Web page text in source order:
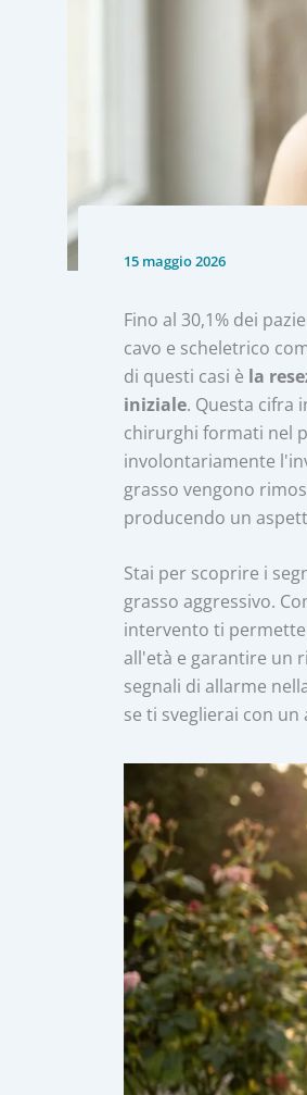
15 maggio 2026
Fino al 30,1% dei
cavo e scheletrico
di questi casi è la
iniziale. Questa cifra
chirurghi formati nel
involontariamente
grasso vengono
producendo un
Stai per scoprire i
grasso aggressivo.
intervento ti
all'età e garantire un
segnali di allarme
se ti sveglierai con